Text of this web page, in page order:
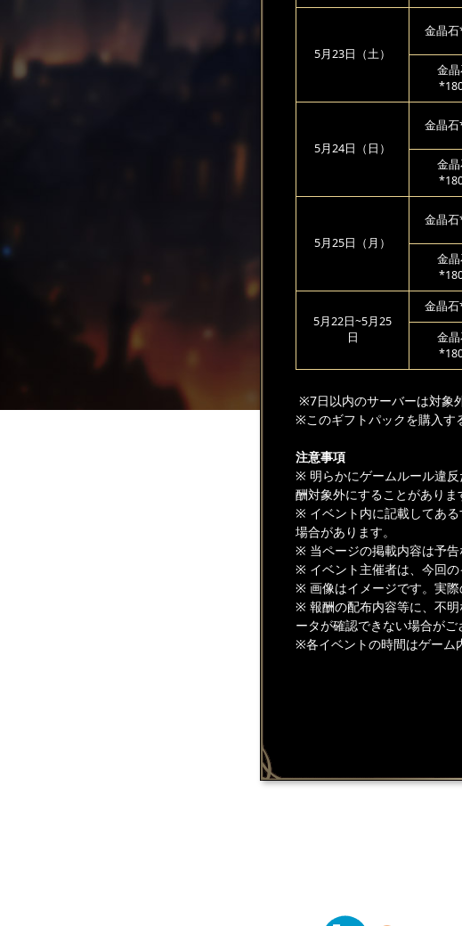
5月23日（土）
金晶
金
5月24日（日）
金晶
金
5月25日（月）
金晶
金
5月22日~5月25
日
金晶
金
※7日以内のサーバーは対象
※このギフトパックを購入す
注意事項
※ 明らかにゲームルール違
酬対象外にすることがありま
※ イベント内に記載してあ
場合があります。
※ 当ページの掲載内容は予告
※ イベント主催者は、今回の
※ 画像はイメージです。実際
※ 報酬の配布内容等に、不
ータが確認できない場合が
※各イベントの時間はゲーム